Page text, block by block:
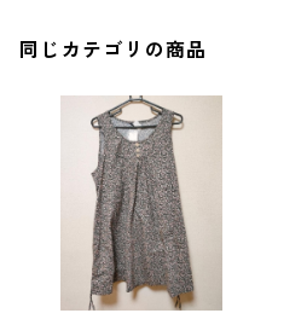
同じカテゴリの商品